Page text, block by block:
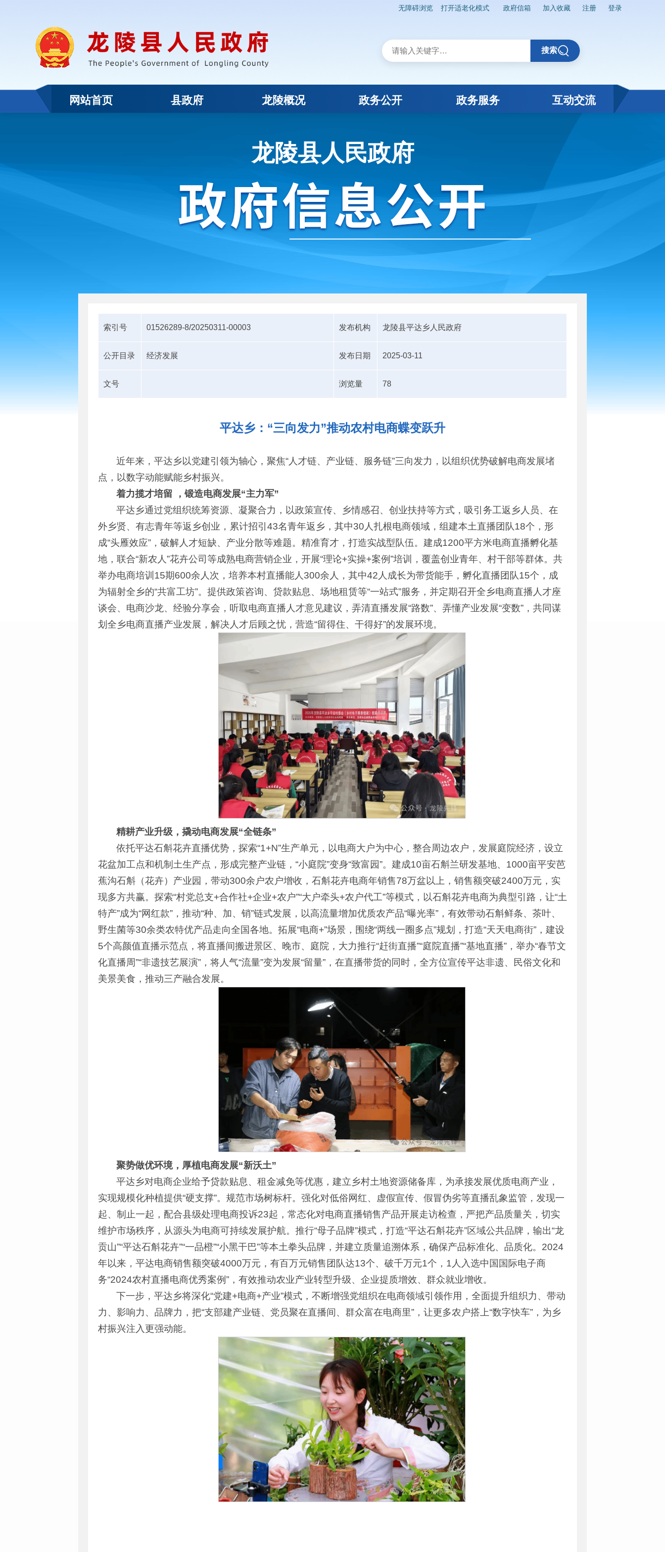
无障碍浏览 打开适老化模式 政府信箱 加入收藏 注册 登录
搜索
网站首页 县政府 龙陵概况 政务公开 政务服务 互动交流
龙陵县人民政府
索引号 01526289-8/20250311-00003 发布机构 龙陵县平达乡人民政府
公开目录 经济发展 发布日期 2025-03-11
文号 浏览量 78
平达乡：“三向发力”推动农村电商蝶变跃升
近年来，平达乡以党建引领为轴心，聚焦“人才链、产业链、服务链”三向发力，以组织优势破解电商发展堵
点，以数字动能赋能乡村振兴。
着力揽才培留
，锻造电商发展“主力军”
平达乡通过党组织统筹资源、凝聚合力，以政策宣传、乡情感召、创业扶持等方式，吸引务工返乡人员、在
外乡贤、有志青年等返乡创业，累计招引43名青年返乡，其中30人扎根电商领域，组建本土直播团队18个，形
成“头雁效应”，破解人才短缺、产业分散等难题。精准育才，打造实战型队伍。建成1200平方米电商直播孵化基
地，联合“新农人”花卉公司等成熟电商营销企业，开展“理论+实操+案例”培训，覆盖创业青年、村干部等群体。共
举办电商培训15期600余人次，培养本村直播能人300余人，其中42人成长为带货能手，孵化直播团队15个，成
为辐射全乡的“共富工坊”。提供政策咨询、贷款贴息、场地租赁等“一站式”服务，并定期召开全乡电商直播人才座
谈会、电商沙龙、经验分享会，听取电商直播人才意见建议，弄清直播发展“路数”、弄懂产业发展“变数”，共同谋
划全乡电商直播产业发展，解决人才后顾之忧，营造“留得住、干得好”的发展环境。
精耕产业升级 ，撬动电商发展“全链条”
依托平达石斛花卉直播优势，探索“1+N”生产单元，以电商大户为中心，整合周边农户，发展庭院经济，设立
花盆加工点和机制土生产点，形成完整产业链，“小庭院”变身“致富园”。建成10亩石斛兰研发基地、1000亩平安芭
蕉沟石斛（花卉）产业园，带动300余户农户增收，石斛花卉电商年销售78万盆以上，销售额突破2400万元，实
现多方共赢。探索“村党总支+合作社+企业+农户”“大户牵头+农户代工”等模式，以石斛花卉电商为典型引路，让“土
特产”成为“网红款”，推动“种、加、销”链式发展，以高流量增加优质农产品“曝光率”，有效带动石斛鲜条、茶叶、
野生菌等30余类农特优产品走向全国各地。拓展“电商+”场景，围绕“两线一圈多点”规划，打造“天天电商街”，建设
5个高颜值直播示范点，将直播间搬进景区、晚市、庭院，大力推行“赶街直播”“庭院直播”“基地直播”，举办“春节文
化直播周”“非遗技艺展演”，将人气“流量”变为发展“留量”，在直播带货的同时，全方位宣传平达非遗、民俗文化和
美景美食，推动三产融合发展。
聚势做优环境， 厚植电商发展“新沃土”
平达乡对电商企业给予贷款贴息、租金减免等优惠，建立乡村土地资源储备库，为承接发展优质电商产业，
实现规模化种植提供“硬支撑”。规范市场树标杆。强化对低俗网红、虚假宣传、假冒伪劣等直播乱象监管，发现一
起、制止一起，配合县级处理电商投诉23起，常态化对电商直播销售产品开展走访检查，严把产品质量关，切实
维护市场秩序，从源头为电商可持续发展护航。推行“母子品牌”模式，打造“平达石斛花卉”区域公共品牌，输出“龙
贡山”“平达石斛花卉”“一品橙”“小黑干巴”等本土拳头品牌，并建立质量追溯体系，确保产品标准化、品质化。2024
年以来，平达电商销售额突破4000万元，有百万元销售团队达13个、破千万元1个，1人入选中国国际电子商
务“2024农村直播电商优秀案例”，有效推动农业产业转型升级、企业提质增效、群众就业增收。
下一步，平达乡将深化“党建+电商+产业”模式，不断增强党组织在电商领域引领作用，全面提升组织力、带动
力、影响力、品牌力，把“支部建产业链、党员聚在直播间、群众富在电商里”，让更多农户搭上“数字快车”，为乡
村振兴注入更强动能。